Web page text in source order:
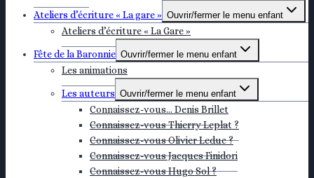
Ateliers d’écriture « La gare » Ouvrir/fermer le menu enfant
Ateliers d’écriture « La Gare »
Fête de la Baronnie Ouvrir/fermer le menu enfant
Les animations
Les auteurs Ouvrir/fermer le menu enfant
Connaissez-vous… Denis Brillet
Connaissez-vous Thierry Leplat ?
Connaissez-vous Olivier Leduc ?
Connaissez-vous Jacques Finidori
Connaissez-vous Hugo Sol ?